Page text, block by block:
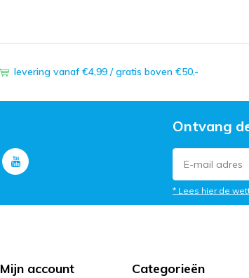
levering vanaf €4,99 / gratis boven €50,-
Ontvang
* Lees hier de
Mijn account Categorieën